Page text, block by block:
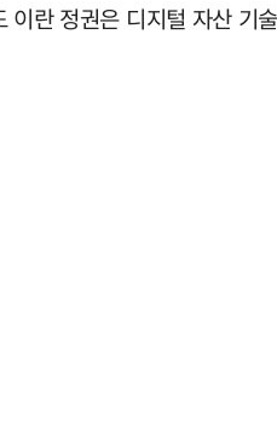
란 정권은 디지털 자산 기